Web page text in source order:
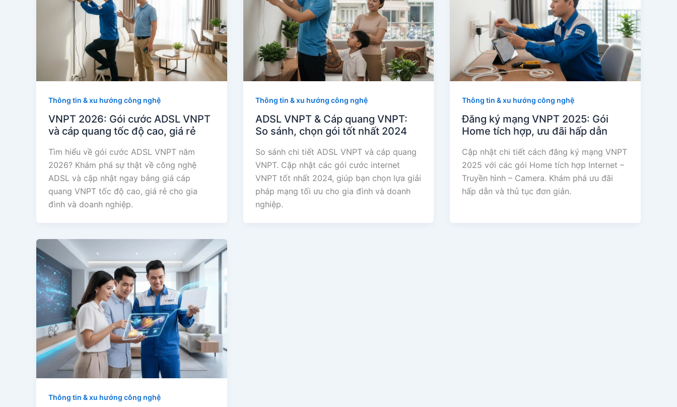
Thông tin & xu hướng công nghệ
VNPT 2026: Gói cước ADSL VNPT
và cáp quang tốc độ cao, giá rẻ
Tìm hiểu về gói cước ADSL VNPT năm
2026? Khám phá sự thật về công nghệ
ADSL và cập nhật ngay bảng giá cáp
quang VNPT tốc độ cao, giá rẻ cho gia
đình và doanh nghiệp.
Thông tin & xu hướng công nghệ
ADSL VNPT & Cáp quang VNPT:
So sánh, chọn gói tốt nhất 2024
So sánh chi tiết ADSL VNPT và cáp quang
VNPT. Cập nhật các gói cước internet
VNPT tốt nhất 2024, giúp bạn chọn lựa giải
pháp mạng tối ưu cho gia đình và doanh
nghiệp.
Thông tin & xu hướng công nghệ
Đăng ký mạng VNPT 2025: Gói
Home tích hợp, ưu đãi hấp dẫn
Cập nhật chi tiết cách đăng ký mạng VNPT
2025 với các gói Home tích hợp Internet –
Truyền hình – Camera. Khám phá ưu đãi
hấp dẫn và thủ tục đơn giản.
Thông tin & xu hướng công nghệ